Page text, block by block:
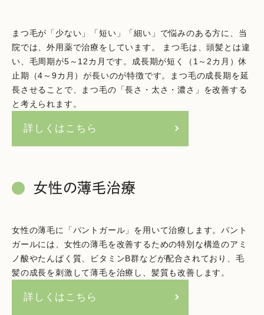
まつ毛が「少ない」「短い」「細い」で悩みのある方に、当
院では、外用薬で治療をしています。 まつ毛は、頭髪とは違
い、毛周期が5～12カ月です。成長期が短く（1～2カ月）休
止期（4～9カ月）が長いのが特徴です。まつ毛の成長期を延
長させることで、まつ毛の「長さ・太さ・濃さ」を改善する
と考えられます。
詳しくはこちら
女性の薄毛治療
女性の薄毛に「パントガール」を用いて治療します。パント
ガールには、女性の薄毛を改善するための特別な構造のアミ
ノ酸やたんぱく質、ビタミンB群などが配合されており、毛
髪の成長を刺激して薄毛を治療し、髪質も改善します。
詳しくはこちら